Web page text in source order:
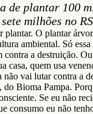
de plantar 100
milhões no RS
plantar. O plantar
ambiental. Só
contra a destruição.
casa, quem usa
não vai lutar contra a
Bioma Pampa.
Se eu não
consumo eu não